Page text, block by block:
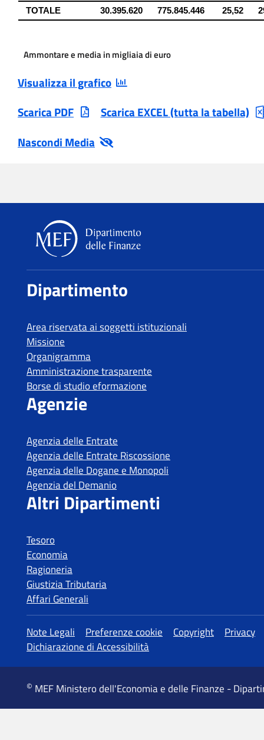
Ammontare e media in migliaia di euro
Tesoro
Economia
Ragioneria
Giustizia Tributaria
Affari Generali
MEF Ministero dell'Economia e delle Finanze -